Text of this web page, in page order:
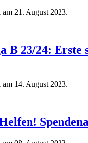
am 21. August 2023.
B 23/24:
am 14. August 2023.